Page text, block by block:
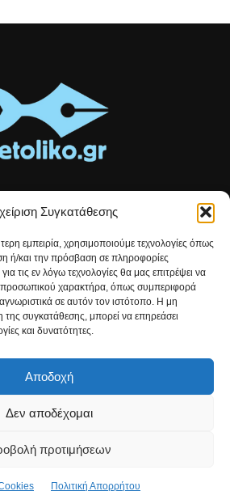
Συγκατάθεσης
εμπειρία, χρησιμοποιούμε τεχνολογίες όπως
ή/και την πρόσβαση σε πληροφορίες
τις εν λόγω τεχνολογίες θα μας επιτρέψει να
προσωπικού χαρακτήρα, όπως συμπεριφορά
σε αυτόν τον ιστότοπο. Η μη
συγκατάθεσης, μπορεί να επηρεάσει
και δυνατότητες.
Αποδοχή
Δεν αποδέχομαι
προτιμήσεων
Πολιτική Απορρήτου
και ιστορίες από το Αιτωλικό
εμπνέει και ενημερώνει.
etolikogr@gmail.com
ΒΡΕΙΤΕ ΜΑΣ
Kontousias